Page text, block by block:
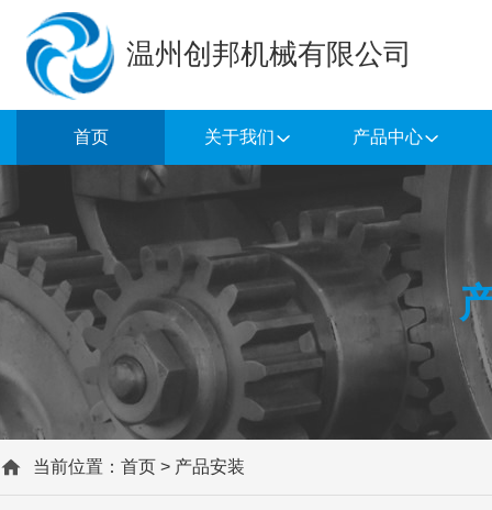
温州创邦机械有限公司
首页 关于我们 产品中心
当前位置： 首页 > 产品安装